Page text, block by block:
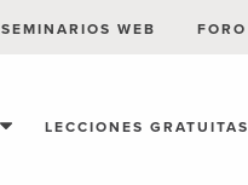
LECCIONES GRATUITAS
SEMINARIOS WEB FORO